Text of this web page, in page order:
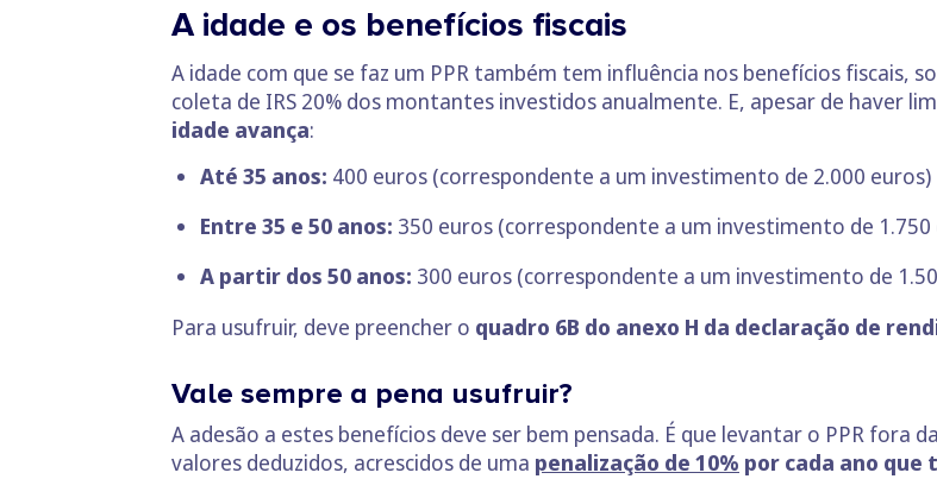
A idade e os benefícios fiscais
A idade com que se faz um PPR também tem influência nos benefícios fiscais,
coleta de IRS 20% dos montantes investidos anualmente. E, apesar de haver
idade avança:
Até 35 anos: 400 euros (correspondente a um investimento de 2.000 euros)
Entre 35 e 50 anos: 350 euros (correspondente a um investimento de 1.750
A partir dos 50 anos: 300 euros (correspondente a um investimento de
Para usufruir, deve preencher o quadro 6B do anexo H da declaração de
Vale sempre a pena usufruir?
A adesão a estes benefícios deve ser bem pensada. É que levantar o PPR fora
valores deduzidos, acrescidos de uma penalização de 10% por cada ano que